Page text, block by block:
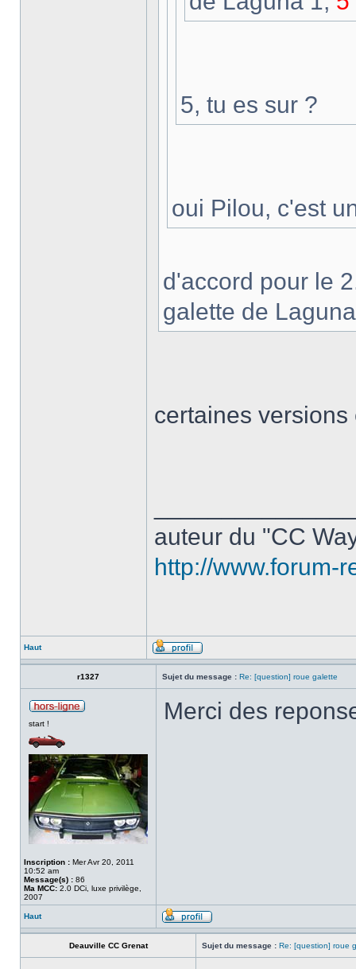
5, tu es sur ?
oui Pilou, c'est
d'accord pour le
galette de
certaines
auteur du "CC
http://www.forum-
Haut
r1327 Sujet du message : Re: [question] roue galette
start !
Inscription : Mer Avr 20, 2011
10:52 am
Message(s) : 86
Ma MCC: 2.0 DCi, luxe privilège,
2007
Merci des
Haut
Deauville CC Grenat Sujet du message : Re: [question] roue